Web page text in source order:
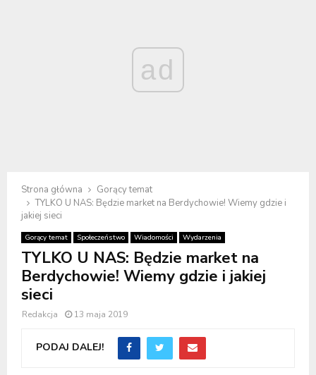
ad
Strona główna
Gorący temat
TYLKO U NAS: Będzie market na Berdychowie! Wiemy gdzie i
jakiej sieci
Gorący temat Społeczeństwo Wiadomości Wydarzenia
TYLKO U NAS: Będzie market na
Berdychowie! Wiemy gdzie i jakiej
sieci
Redakcja 13 maja 2019
PODAJ DALEJ!